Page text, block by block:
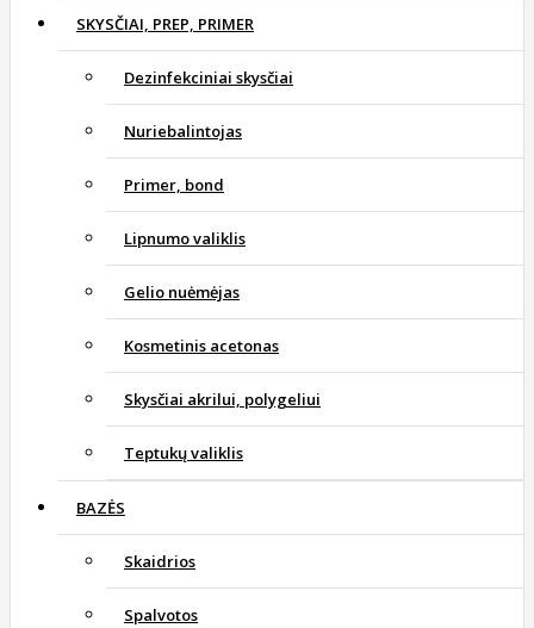
SKYSČIAI, PREP, PRIMER
Dezinfekciniai skysčiai
Nuriebalintojas
Primer, bond
Lipnumo valiklis
Gelio nuėmėjas
Kosmetinis acetonas
Skysčiai akrilui, polygeliui
Teptukų valiklis
BAZĖS
Skaidrios
Spalvotos